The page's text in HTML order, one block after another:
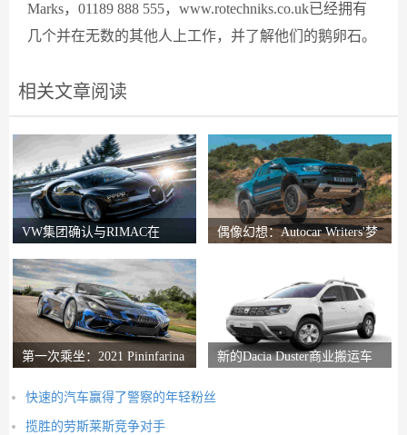
Marks，01189 888 555，www.rotechniks.co.uk已经拥有
几个并在无数的其他人上工作，并了解他们的鹅卵石。
相关文章阅读
VW集团确认与RIMAC在
偶像幻想：Autocar Writers'梦
第一次乘坐：2021 Pininfarina
新的Dacia Duster商业搬运车
快速的汽车赢得了警察的年轻粉丝
揽胜的劳斯莱斯竞争对手